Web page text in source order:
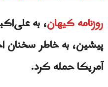
روزنامه کیهان، به
پیشین، به خاطر سخنان
آمریکا حمله کرد.